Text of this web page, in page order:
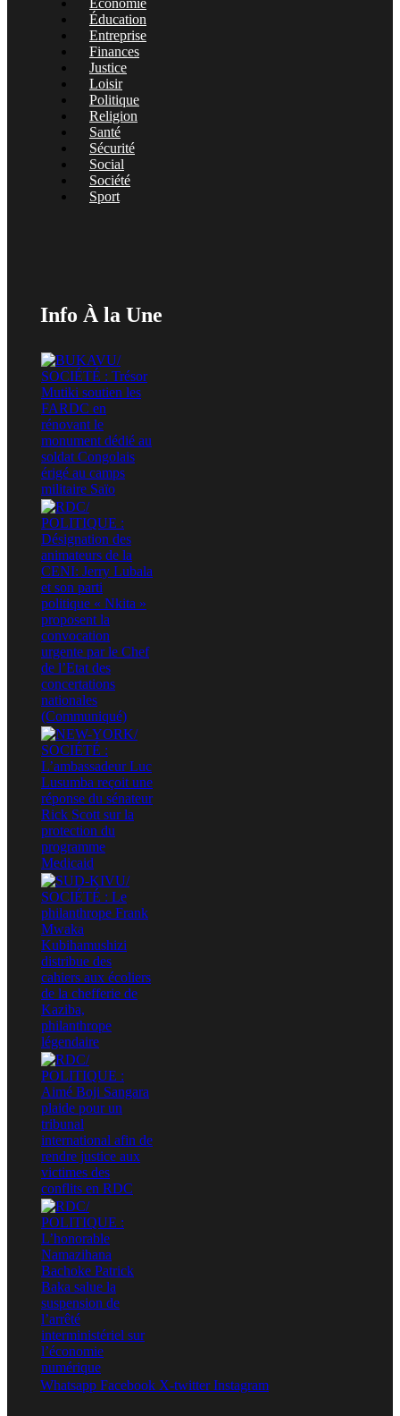
Economie
Éducation
Entreprise
Finances
Justice
Loisir
Politique
Religion
Santé
Sécurité
Social
Société
Sport
Info À la Une
Whatsapp Facebook X-twitter Instagram